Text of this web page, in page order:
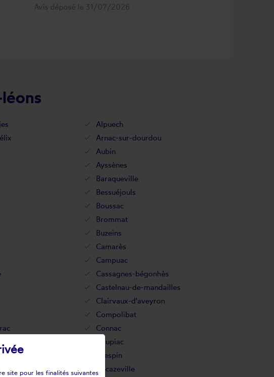
Avis déposé le 31/07/2026
Alpuech
Arnac-sur-dourdou
Aubin
Ayssènes
Baraqueville
Bessuéjouls
Boussac
Brommat
Buzeins
Camarès
Campuac
Cassagnes-bégonhès
Castelnau-de-mandailles
Clairvaux-d'aveyron
Compolibat
Connac
Coupiac
Crespin
Decazeville
site pour les finalités suivantes